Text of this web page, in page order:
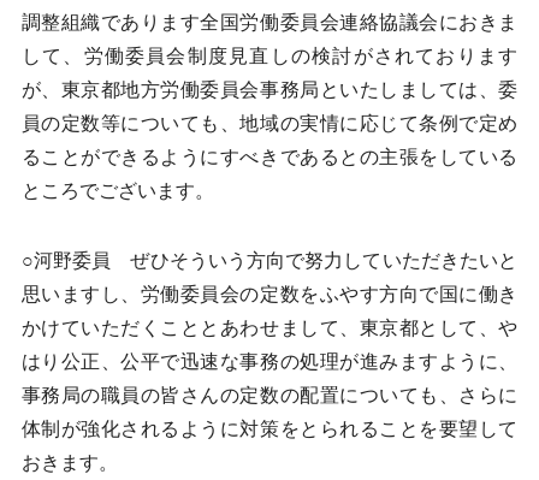
調整組織であります全国労働委員会連絡協議会におきま
して、労働委員会制度見直しの検討がされております
が、東京都地方労働委員会事務局といたしましては、委
員の定数等についても、地域の実情に応じて条例で定め
ることができるようにすべきであるとの主張をしている
ところでございます。
○河野委員 ぜひそういう方向で努力していただきたいと
思いますし、労働委員会の定数をふやす方向で国に働き
かけていただくこととあわせまして、東京都として、や
はり公正、公平で迅速な事務の処理が進みますように、
事務局の職員の皆さんの定数の配置についても、さらに
体制が強化されるように対策をとられることを要望して
おきます。